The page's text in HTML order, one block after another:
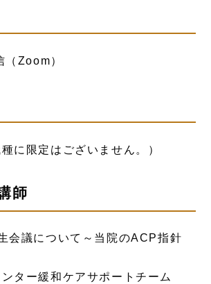
（Zoom）
に限定はございません。）
師
会議について～当院のACP指針
ター緩和ケアサポートチーム